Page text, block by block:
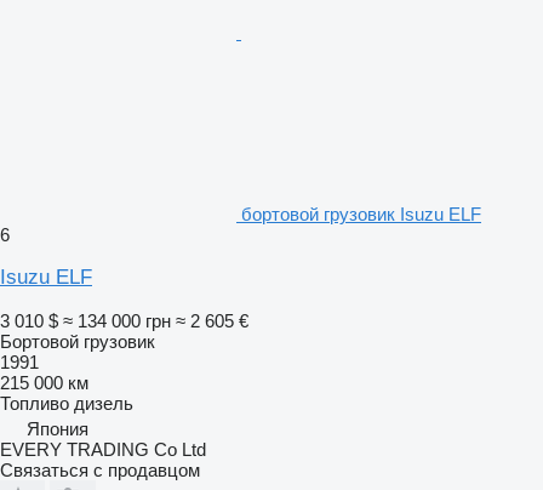
бортовой грузовик Isuzu ELF
6
Isuzu ELF
3 010 $ ≈ 134 000 грн ≈ 2 605 €
Бортовой грузовик
1991
215 000 км
Топливо дизель
Япония
EVERY TRADING Co Ltd
Связаться с продавцом